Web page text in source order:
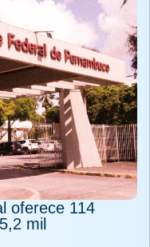
oferece 114
mil